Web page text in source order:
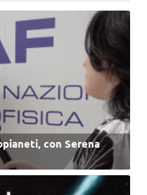
con Serena